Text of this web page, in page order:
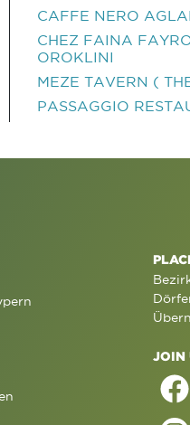
CAFFE NERO
CHEZ FAINA
OROKLINI
MEZE TAVERN (
PASSAGGIO
JOIN